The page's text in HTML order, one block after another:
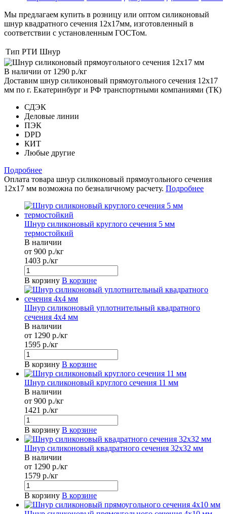
Мы предлагаем купить в розницу или оптом силиконовый
шнур квадратного сечения 12х17мм, изготовленный в
соответствии с установленным ГОСТом.
Тип РТИ Шнур
В наличии от 1290 р./кг
Доставим шнур силиконовый прямоугольного сечения 12x17
мм по г. Екатеринбург и РФ транспортными компаниями (ТК)
СДЭК
Деловые линии
ПЭК
DPD
КИТ
Любые другие
Подробнее
Оплата товара шнур силиконовый прямоугольного сечения
12x17 мм возможна по безналичному расчету. Подробнее
Шнур силиконовый круглого сечения 5 мм
термостойкий
В наличии
от 900 р./кг
1403 р./кг
В корзину В корзине
Шнур силиконовый уплотнительный квадратного
сечения 4x4 мм
В наличии
от 1290 р./кг
1595 р./кг
В корзину В корзине
Шнур силиконовый круглого сечения 11 мм
В наличии
от 900 р./кг
1421 р./кг
В корзину В корзине
Шнур силиконовый квадратного сечения 32x32 мм
В наличии
от 1290 р./кг
1579 р./кг
В корзину В корзине